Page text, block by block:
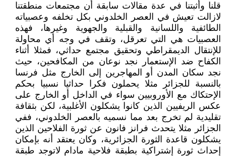
قلنا وأثبتنا في عدة مقالات سابقة أن مجتمعات منطقتنا
لازالت تعيش في العصر الخلدوني بكل تخلفه وعصبياته
الطائفية واللسانية والقبلية والجهوية وغيرها، فهذه
العصبيات هي التي تعرقل، وتقف في وجه أي محاولة
للإنتقال الديمقراطي وتحقيق مجتمع حداثي، فمثلا أثناء
الكفاح ضد الإستعمار نجد نوعان من المكافحين، حيث
نجد سكان المدن أو المهاجرين إلى الخارج مثل فرنسا
بالنسبة للجزائر مثلا يحملون فكرا حداثيا نسبيا بحكم
الإحتكاك مع الأوروبيين سواء في الداخل أو الخارج على
عكس الريفيين الذين كانوا يشكلون الأغلبية، لكن بثقافة
تقليدية لم تخرج بعد مما نسميه بالعصر الخلدوني، ففي
الجزائر مثلا يتحدث فرانز فانون عن ثورة الفلاحين الذين
يشكلون قاعدة الثورة الجزائرية، وكان يعتقد أنه بإمكان
إحداث ثورة إشتراكية بطبقة فلاحية مادام لاتوجد طبقة